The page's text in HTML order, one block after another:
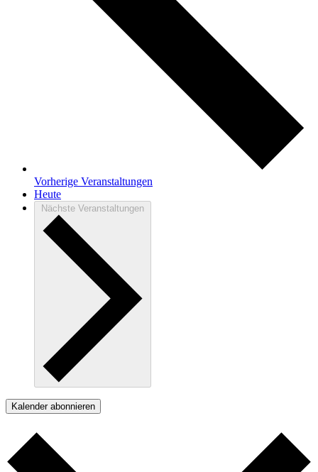
Vorherige Veranstaltungen
Heute
Nächste Veranstaltungen
Kalender abonnieren